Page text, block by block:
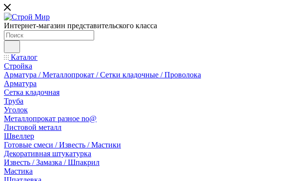
Интернет-магазин представительского класса
Каталог
Стройка
Арматура / Металлопрокат / Сетки кладочные / Проволока
Арматура
Сетка кладочная
Труба
Уголок
Металлопрокат разное no@
Листовой металл
Швеллер
Готовые смеси / Известь / Мастики
Декоративная штукатурка
Известь / Замазка / Шпакрил
Мастика